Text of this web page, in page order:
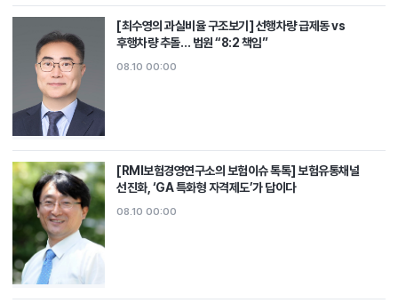
[최수영의 과실비율 구조보기] 선행차량 급제동 vs
후행차량 추돌… 법원 “8:2 책임”
08.10 00:00
[RMI보험경영연구소의 보험이슈 톡톡] 보험유통채널
선진화, ‘GA 특화형 자격제도’가 답이다
08.10 00:00